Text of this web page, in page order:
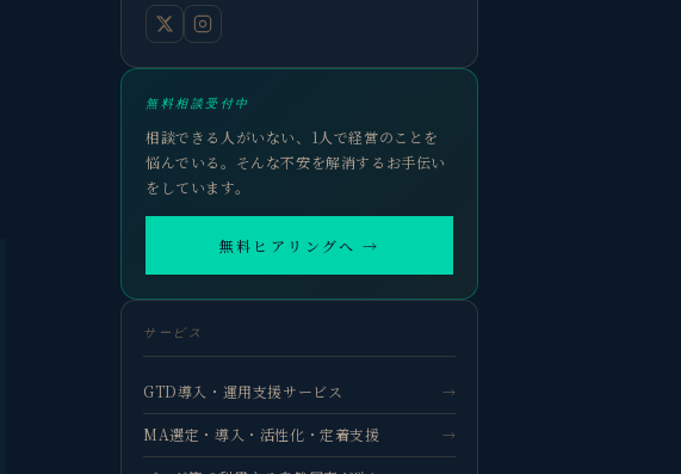
無料相談受付中
相談できる人がいない、1人で経営のことを
悩んでいる。そんな不安を解消するお手伝い
をしています。
無料ヒアリングへ →
サービス
GTD導入・運用支援サービス →
MA選定・導入・活性化・定着支援 →